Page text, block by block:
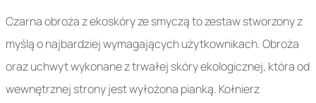
Czarna obroża z ekoskóry ze smyczą to zestaw stworzony z
myślą o najbardziej wymagających użytkownikach. Obroża
oraz uchwyt wykonane z trwałej skóry ekologicznej, która od
wewnętrznej strony jest wyłożona pianką. Kołnierz